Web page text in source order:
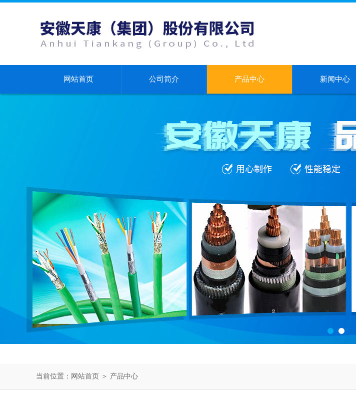
网站首页 公司简介 产品中心 新闻中心
当前位置： 网站首页 ＞ 产品中心